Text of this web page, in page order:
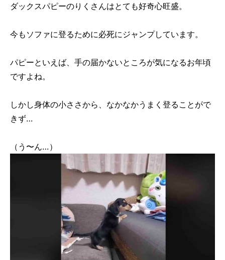
ダックスパピーのりくさんはとても好奇心旺盛。
今もソファに登るために必死にジャンプしています。
パピーといえば、手の届かないところが気になるお年頃
ですよね。
しかし身体の小ささから、なかなかうまく登ることがで
きず…
（う〜ん…）